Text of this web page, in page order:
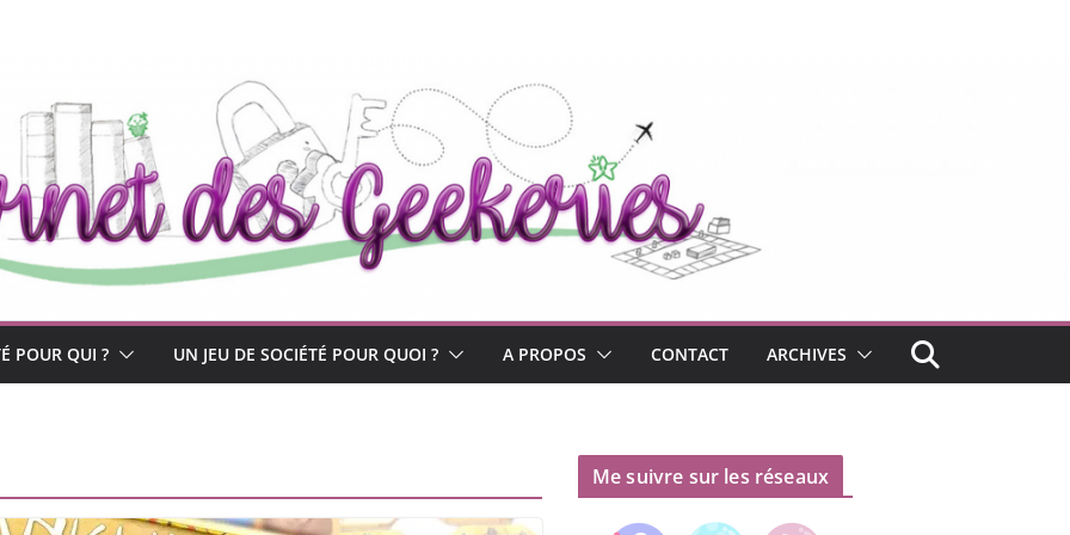
POUR QUI ? UN JEU DE SOCIÉTÉ POUR QUOI ? A PROPOS CONTACT ARCHIVES
Me suivre sur les réseaux